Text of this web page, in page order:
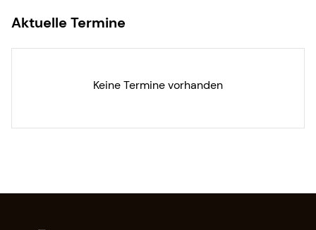
Aktuelle Termine
Keine Termine vorhanden